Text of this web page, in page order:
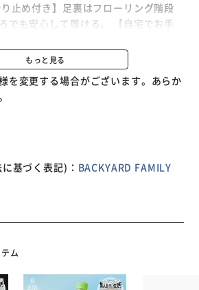
止め付き】足裏はフローリング階段
でも安心して履ける。 【自宅でお手
自宅用はもちろん来客用として揃える
もっと見る
を変更する場合がございます。あらか
基づく表記)： BACKYARD FAMILY
ム